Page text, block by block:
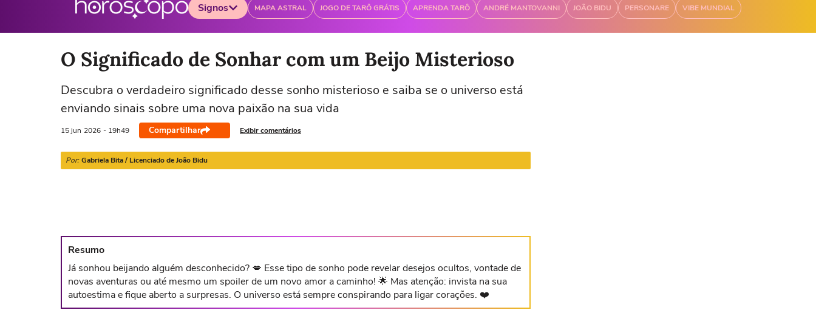
Signos MAPA ASTRAL JOGO DE TARÔ GRÁTIS APRENDA TARÔ ANDRÉ MANTOVANNI JOÃO BIDU PERSONARE VIBE MUNDIAL
Selecione o signo para ver as notícias
21/03 a 20/04
Touro
21/04 a 20/05
Gêmeos
21/05 a 20/06
Câncer
21/06 a 21/07
Leão
22/07 a 22/08
O Significado de Sonhar com um Beijo Misterioso
Descubra o verdadeiro significado desse sonho misterioso e saiba se o universo está
enviando sinais sobre uma nova paixão na sua vida
15 jun 2026 - 19h49 Compartilhar Exibir comentários
Por: Gabriela Bita / Licenciado de João Bidu
Resumo
Já sonhou beijando alguém desconhecido? 💋 Esse tipo de sonho pode revelar desejos ocultos, vontade de
novas aventuras ou até mesmo um spoiler de um novo amor a caminho! 🌟 Mas atenção: invista na sua
autoestima e fique aberto a surpresas. O universo está sempre conspirando para ligar corações. ❤️